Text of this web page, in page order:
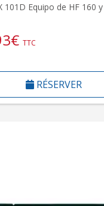
101D Equipo de HF 160
€ TTC
RÉSERVER